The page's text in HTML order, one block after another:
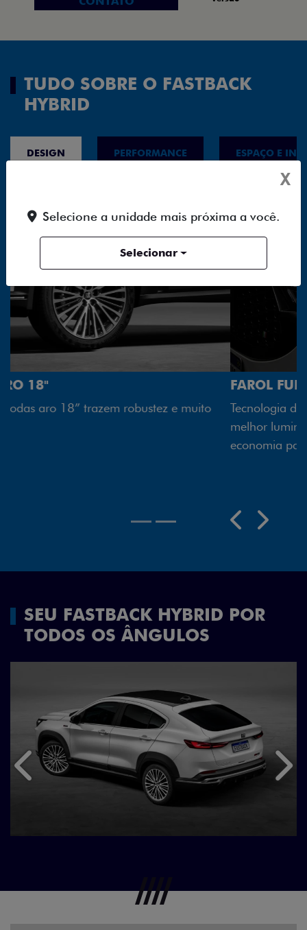
TUDO SOBRE O FASTBACK
HYBRID
DESIGN PERFORMANCE ESPAÇO E
FAROL FULL LED
Tecnologia dos faróis totalmente em LED garante
melhor luminosidade, maior durabilidade e mais
SEU FASTBACK HYBRID POR
TODOS OS ÂNGULOS
Anterior
X
Selecione a unidade mais próxima a você.
Selecionar